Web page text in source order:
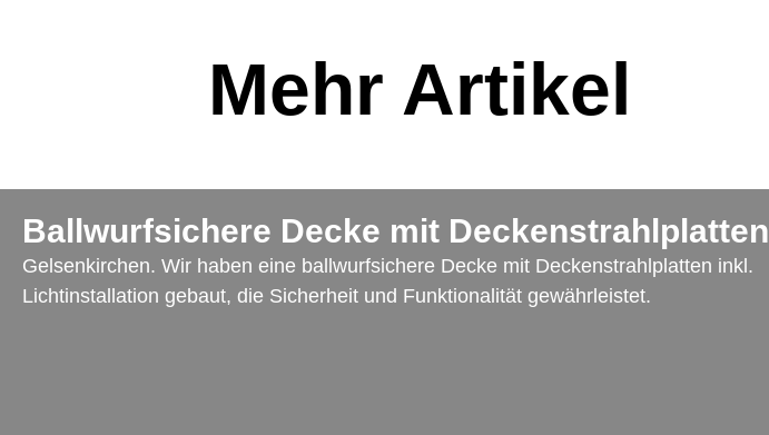
Mehr Artikel
Ballwurfsichere Decke mit Deckenstrahlplatten
Gelsenkirchen. Wir haben eine ballwurfsichere Decke mit Deckenstrahlplatten inkl.
Lichtinstallation gebaut, die Sicherheit und Funktionalität gewährleistet.